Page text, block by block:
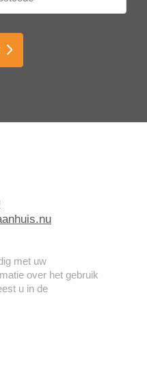
met uw
over het gebruik
u in de